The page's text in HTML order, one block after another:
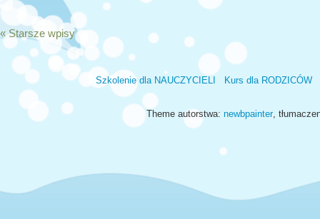
« Starsze wpisy
Szkolenie dla NAUCZYCIELI Kurs dla RODZICÓW
Theme autorstwa: newbpainter ,